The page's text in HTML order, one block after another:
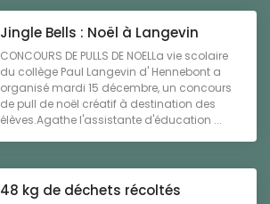
Jingle Bells : Noël à Langevin
CONCOURS DE PULLS DE NOELLa vie scolaire
du collège Paul Langevin d' Hennebont a
organisé mardi 15 décembre, un concours
de pull de noël créatif à destination des
élèves.Agathe l'assistante d'éducation ...
48 kg de déchets récoltés